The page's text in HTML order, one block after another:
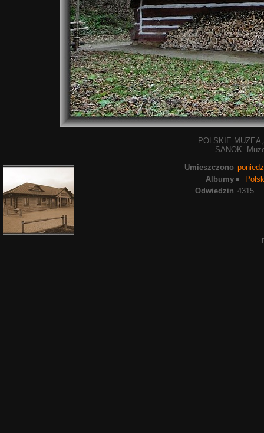
POLSKIE
SANOK.
Umieszczono
Albumy
Odwiedzin 4315